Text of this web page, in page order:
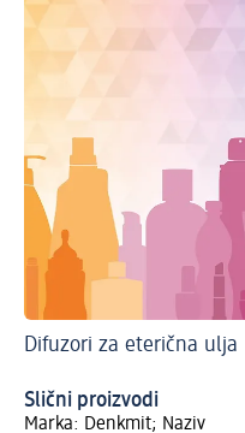
Difuzori za eterična ulja
Slični proizvodi
Marka: Denkmit; Naziv